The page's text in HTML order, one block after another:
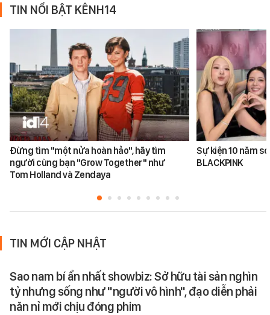
TIN NỔI BẬT KÊNH14
Đừng tìm "một nửa hoàn hảo", hãy tìm
người cùng bạn "Grow Together" như
Tom Holland và Zendaya
Sự kiện 10 năm
BLACKPINK
TIN MỚI CẬP NHẬT
Sao nam bí ẩn nhất showbiz: Sở hữu tài sản nghìn
tỷ nhưng sống như "người vô hình", đạo diễn phải
năn nỉ mới chịu đóng phim